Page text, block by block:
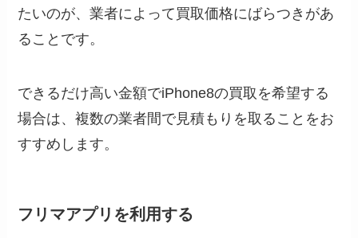
たいのが、業者によって買取価格にばらつきがあ
ることです。
できるだけ高い金額でiPhone8の買取を希望する
場合は、複数の業者間で見積もりを取ることをお
すすめします。
フリマアプリを利用する